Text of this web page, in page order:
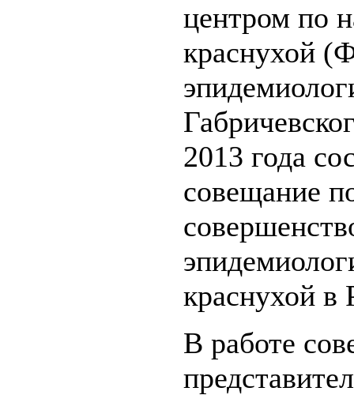
центром по
краснухой
2013 года
совещание
краснухой в
В работе